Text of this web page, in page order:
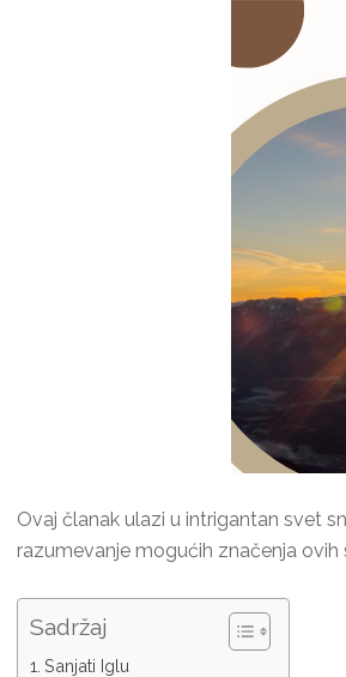
Ovaj članak ulazi u intrigantan svet
razumevanje mogućih značenja
Sadržaj
Sanjati Iglu